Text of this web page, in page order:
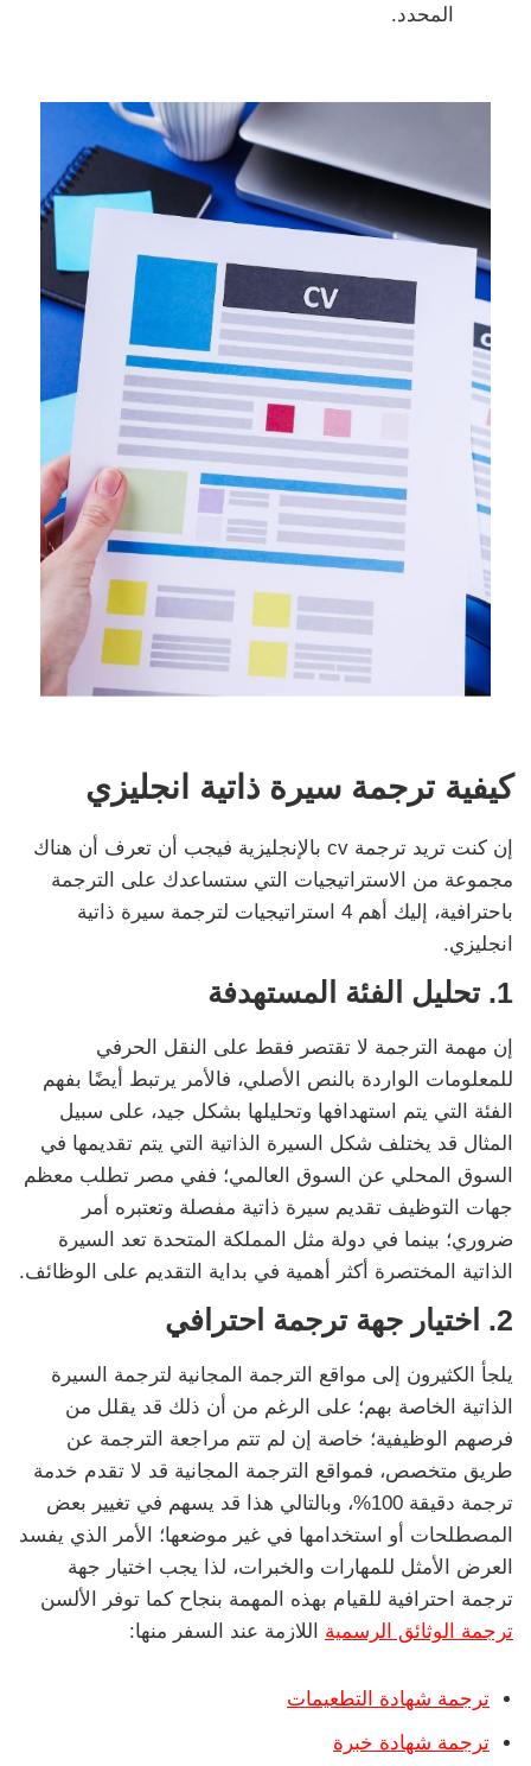
المحدد.
كيفية ترجمة سيرة ذاتية انجليزي
إن كنت تريد ترجمة cv بالإنجليزية فيجب أن تعرف أن هناك
مجموعة من الاستراتيجيات التي ستساعدك على الترجمة
باحترافية، إليك أهم 4 استراتيجيات لترجمة سيرة ذاتية
انجليزي.
1. تحليل الفئة المستهدفة
إن مهمة الترجمة لا تقتصر فقط على النقل الحرفي
للمعلومات الواردة بالنص الأصلي، فالأمر يرتبط أيضًا بفهم
الفئة التي يتم استهدافها وتحليلها بشكل جيد، على سبيل
المثال قد يختلف شكل السيرة الذاتية التي يتم تقديمها في
السوق المحلي عن السوق العالمي؛ ففي مصر تطلب معظم
جهات التوظيف تقديم سيرة ذاتية مفصلة وتعتبره أمر
ضروري؛ بينما في دولة مثل المملكة المتحدة تعد السيرة
الذاتية المختصرة أكثر أهمية في بداية التقديم على الوظائف.
2. اختيار جهة ترجمة احترافي
يلجأ الكثيرون إلى مواقع الترجمة المجانية لترجمة السيرة
الذاتية الخاصة بهم؛ على الرغم من أن ذلك قد يقلل من
فرصهم الوظيفية؛ خاصة إن لم تتم مراجعة الترجمة عن
طريق متخصص، فمواقع الترجمة المجانية قد لا تقدم خدمة
ترجمة دقيقة 100%، وبالتالي هذا قد يسهم في تغيير بعض
المصطلحات أو استخدامها في غير موضعها؛ الأمر الذي يفسد
العرض الأمثل للمهارات والخبرات، لذا يجب اختيار جهة
ترجمة احترافية للقيام بهذه المهمة بنجاح كما توفر الألسن
ترجمة الوثائق الرسمية اللازمة عند السفر منها:
ترجمة شهادة التطعيمات
ترجمة شهادة خبرة